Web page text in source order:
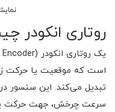
روتاری انکودر
است که موقعیت یا حرکت
تبدیل می‌کند. این سنسور در
سرعت چرخش، جهت حرکت